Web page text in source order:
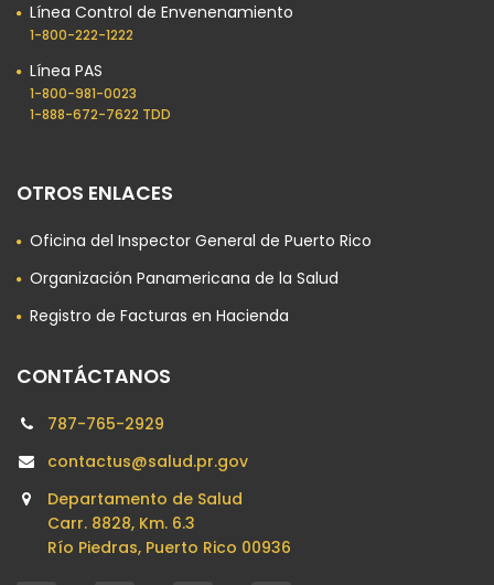
OTROS ENLACES
Oficina del Inspector General de Puerto Rico
Organización Panamericana de la Salud
Registro de Facturas en Hacienda
Línea Control de Envenenamiento
1-800-222-1222
Línea PAS
1-800-981-0023​
1-888-672-7622 TDD
CONTÁCTANOS
787-765-2929
contactus@salud.pr.gov
Departamento de Salud
Carr. 8828, Km. 6.3
Río Piedras, Puerto Rico 00936